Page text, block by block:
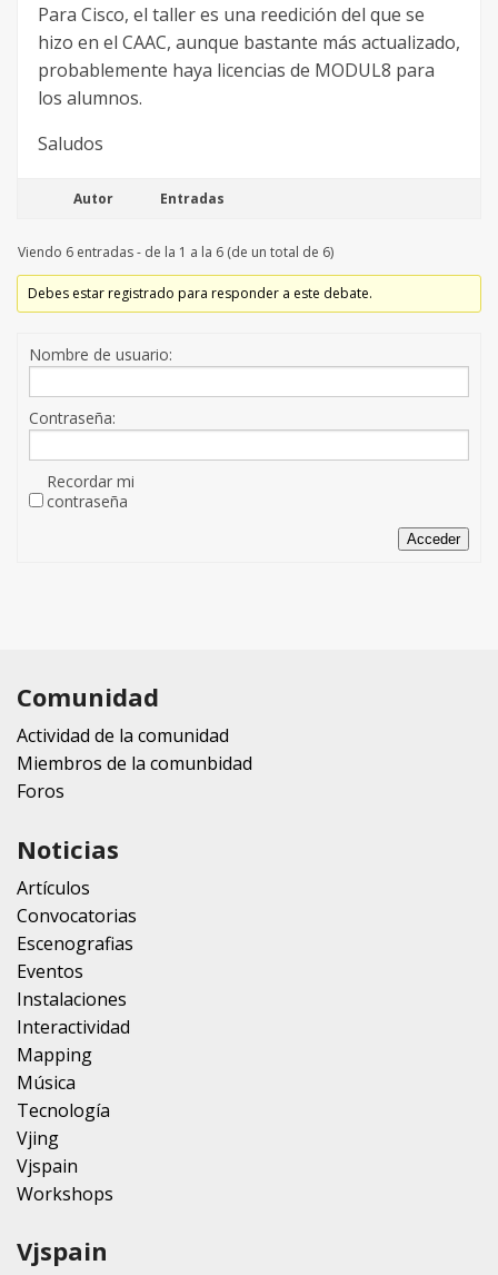
Para Cisco, el taller es una reedición del que se
hizo en el CAAC, aunque bastante más actualizado,
probablemente haya licencias de MODUL8 para
los alumnos.
Saludos
Autor Entradas
Viendo 6 entradas - de la 1 a la 6 (de un total de 6)
Debes estar registrado para responder a este debate.
Nombre de usuario:
Contraseña:
Recordar mi
contraseña
Acceder
Comunidad
Actividad de la comunidad
Miembros de la comunbidad
Foros
Noticias
Artículos
Convocatorias
Escenografias
Eventos
Instalaciones
Interactividad
Mapping
Música
Tecnología
Vjing
Vjspain
Workshops
Vjspain